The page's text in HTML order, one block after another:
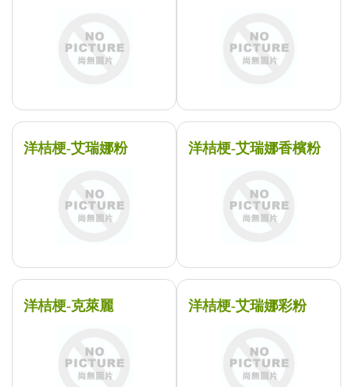
洋桔梗-艾瑞娜粉 洋桔梗-艾瑞娜香檳粉
洋桔梗-克萊麗 洋桔梗-艾瑞娜彩粉